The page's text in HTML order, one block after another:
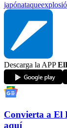
japónataque
Descarga la APP
Convierta a El
aquí